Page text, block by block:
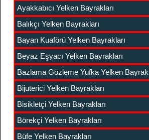
Ayakkabıcı Yelken Bayrakları
Balıkçı Yelken Bayrakları
Bayan Kuaförü Yelken Bayrakları
Beyaz Eşyacı Yelken Bayrakları
Bazlama Gözleme Yufka Yelken Bayrak
Bijuterici Yelken Bayrakları
Bisikletçi Yelken Bayrakları
Börekçi Yelken Bayrakları
Büfe Yelken Bayrakları